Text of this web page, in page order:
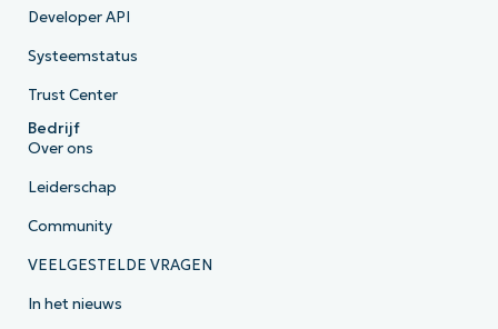
Developer API
Systeemstatus
Trust Center
Bedrijf
Over ons
Leiderschap
Community
VEELGESTELDE VRAGEN
In het nieuws